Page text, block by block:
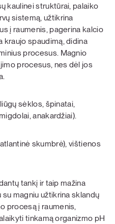
kaulinei struktūrai, palaiko
sistemą, užtikrina
į raumenis, pagerina kalcio
kraujo spaudimą, didina
procesus. Magnio
procesus, nes dėl jos
sėklos, špinatai,
anakardžiai).
skumbrė), vištienos
tankį ir taip mažina
magniu užtikrina sklandų
procesą į raumenis,
tinkamą organizmo pH